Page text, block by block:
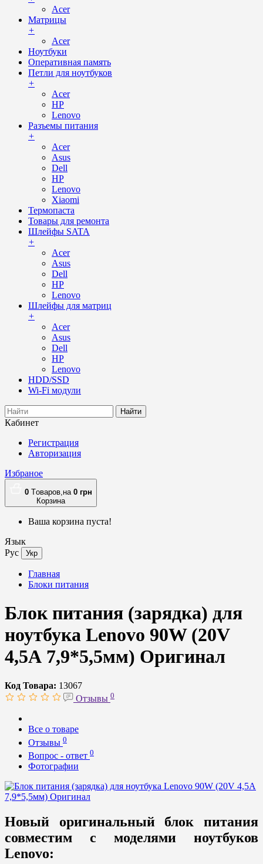
Acer
Матрицы
+
Acer
Ноутбуки
Оперативная память
Петли для ноутбуков
+
Acer
HP
Lenovo
Разъемы питания
+
Acer
Asus
Dell
HP
Lenovo
Xiaomi
Термопаста
Товары для ремонта
Шлейфы SATA
+
Acer
Asus
Dell
HP
Lenovo
Шлейфы для матриц
+
Acer
Asus
Dell
HP
Lenovo
HDD/SSD
Wi-Fi модули
Найти
Кабинет
Регистрация
Авторизация
Избраное
0 Tоваров,на 0 грн
Корзина
Ваша корзина пуста!
Язык
Рус
Укр
Главная
Блоки питания
Блок питания (зарядка) для
ноутбука Lenovo 90W (20V
4,5А 7,9*5,5мм) Оригинал
Код Товара: 13067
Отзывы 0
Все о товаре
Отзывы 0
Вопрос - ответ 0
Фотографии
Новый оригинальный блок питания
совместим с моделями ноутбуков
Lenovo: